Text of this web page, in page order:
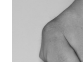
KESEHATAN
INTERNASIONAL